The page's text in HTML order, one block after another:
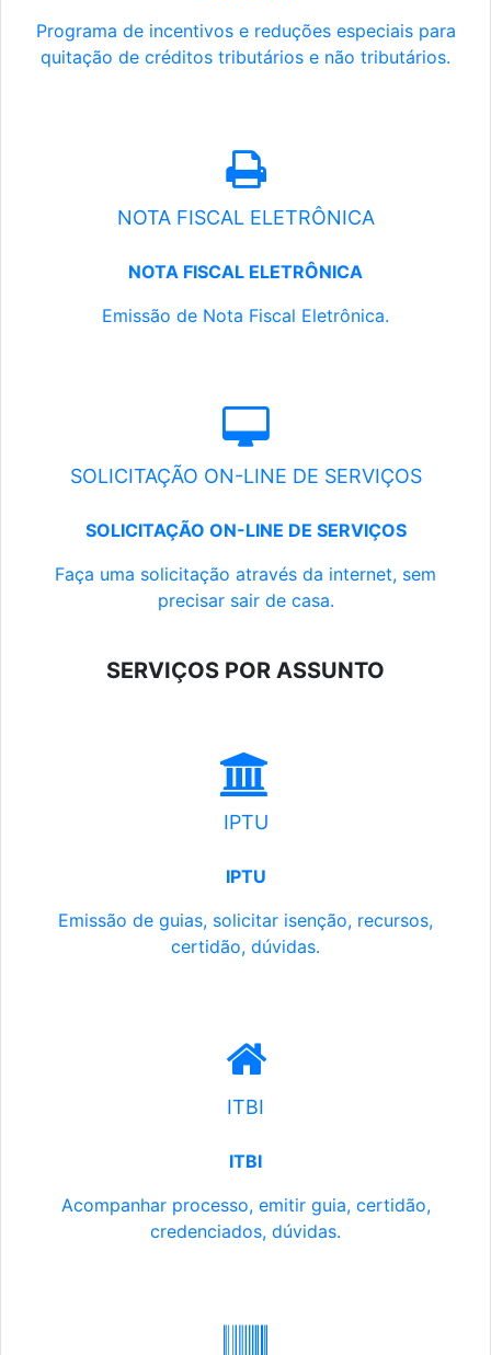
Programa de incentivos e reduções especiais para
quitação de créditos tributários e não tributários.
NOTA FISCAL ELETRÔNICA
NOTA FISCAL ELETRÔNICA
Emissão de Nota Fiscal Eletrônica.
SOLICITAÇÃO ON-LINE DE SERVIÇOS
SOLICITAÇÃO ON-LINE DE SERVIÇOS
Faça uma solicitação através da internet, sem
precisar sair de casa.
SERVIÇOS POR ASSUNTO
IPTU
IPTU
Emissão de guias, solicitar isenção, recursos,
certidão, dúvidas.
ITBI
ITBI
Acompanhar processo, emitir guia, certidão,
credenciados, dúvidas.